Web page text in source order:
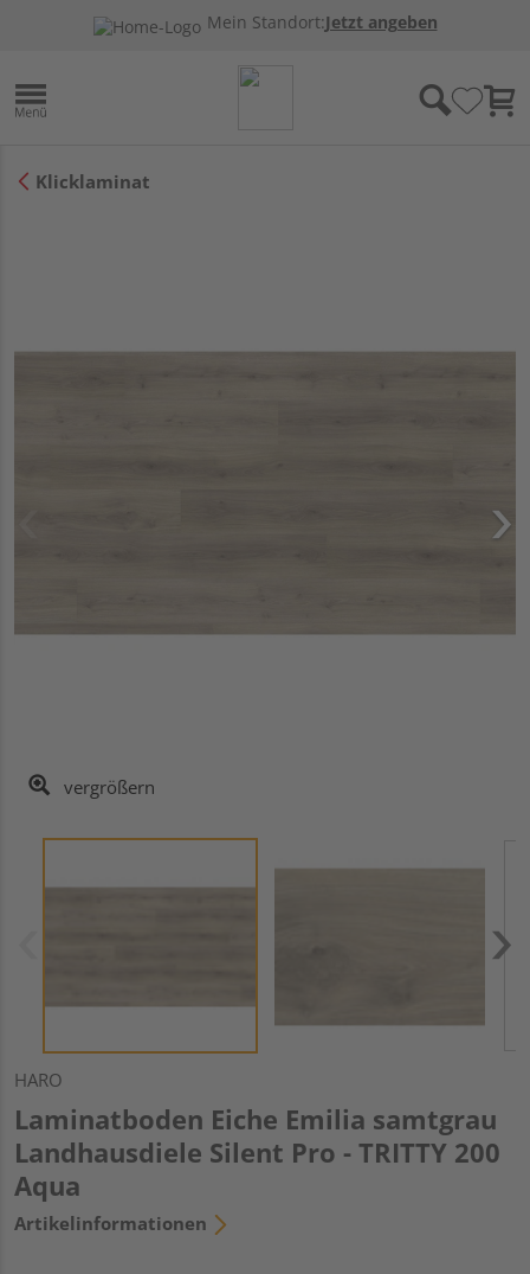
Mein Standort:Jetzt angeben
Klicklaminat
vergrößern
HARO
Laminatboden Eiche Emilia samtgrau
Landhausdiele Silent Pro - TRITTY 200
Aqua
Artikelinformationen